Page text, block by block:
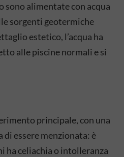
sono alimentate con acqua
sorgenti geotermiche
estetico, l’acqua ha
alle piscine normali e si
principale, con una
essere menzionata: è
ha celiachia o intolleranza